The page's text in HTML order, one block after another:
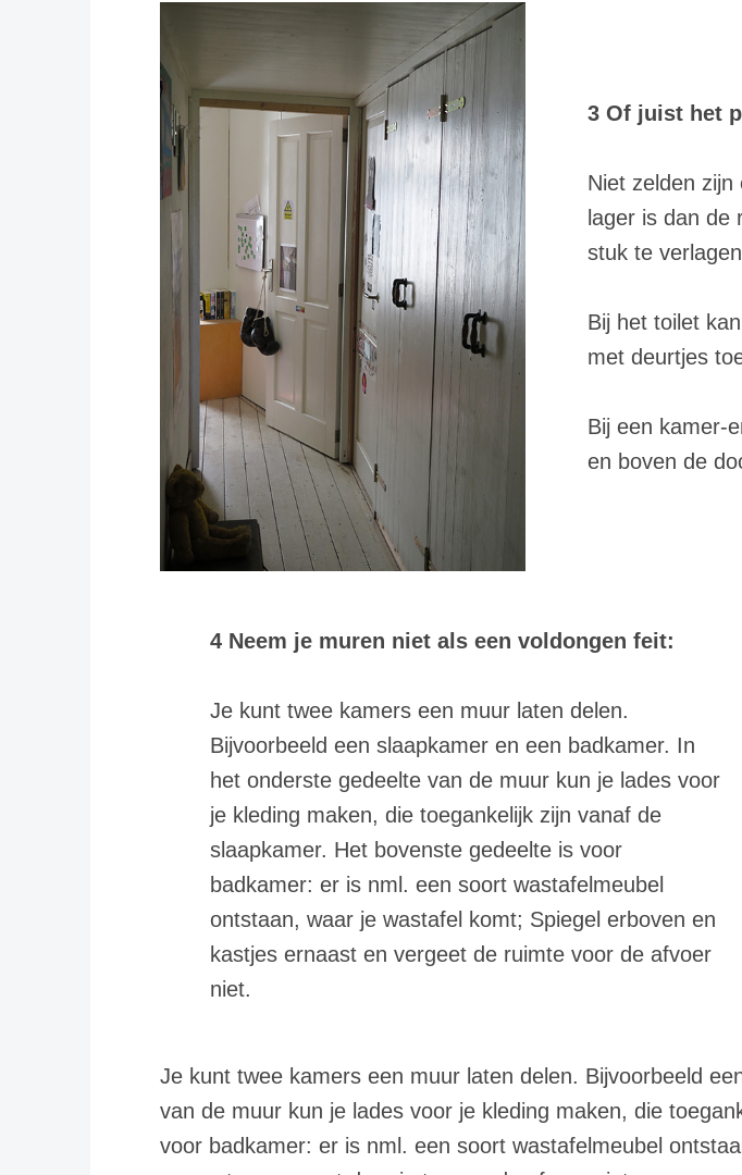
3 Of juist het
Niet zelden
lager is dan de
stuk te
Bij het toilet
met deurtjes
Bij een kamer-
en boven de
4 Neem je muren niet als een voldongen feit:
Je kunt twee kamers een muur laten delen.
Bijvoorbeeld een slaapkamer en een badkamer. In
het onderste gedeelte van de muur kun je lades voor
je kleding maken, die toegankelijk zijn vanaf de
slaapkamer. Het bovenste gedeelte is voor
badkamer: er is nml. een soort wastafelmeubel
ontstaan, waar je wastafel komt; Spiegel erboven en
kastjes ernaast en vergeet de ruimte voor de afvoer
niet.
Je kunt twee kamers een muur laten delen. Bijvoorbeeld
van de muur kun je lades voor je kleding maken, die
voor badkamer: er is nml. een soort wastafelmeubel